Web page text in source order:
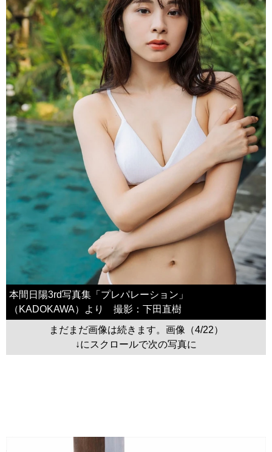
本間日陽3rd写真集「プレパレーション」
（KADOKAWA）より 撮影：下田直樹
まだまだ画像は続きます。画像（4/22）
↓にスクロールで次の写真に